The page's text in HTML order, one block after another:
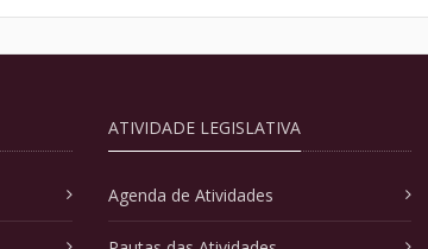
ATIVIDADE LEGISLATIVA
Agenda de Atividades